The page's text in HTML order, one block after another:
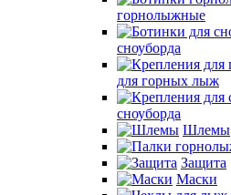
горнолыжные
сноуборда
для горных лыж
сноуборда
Шлемы
Защита
Маски